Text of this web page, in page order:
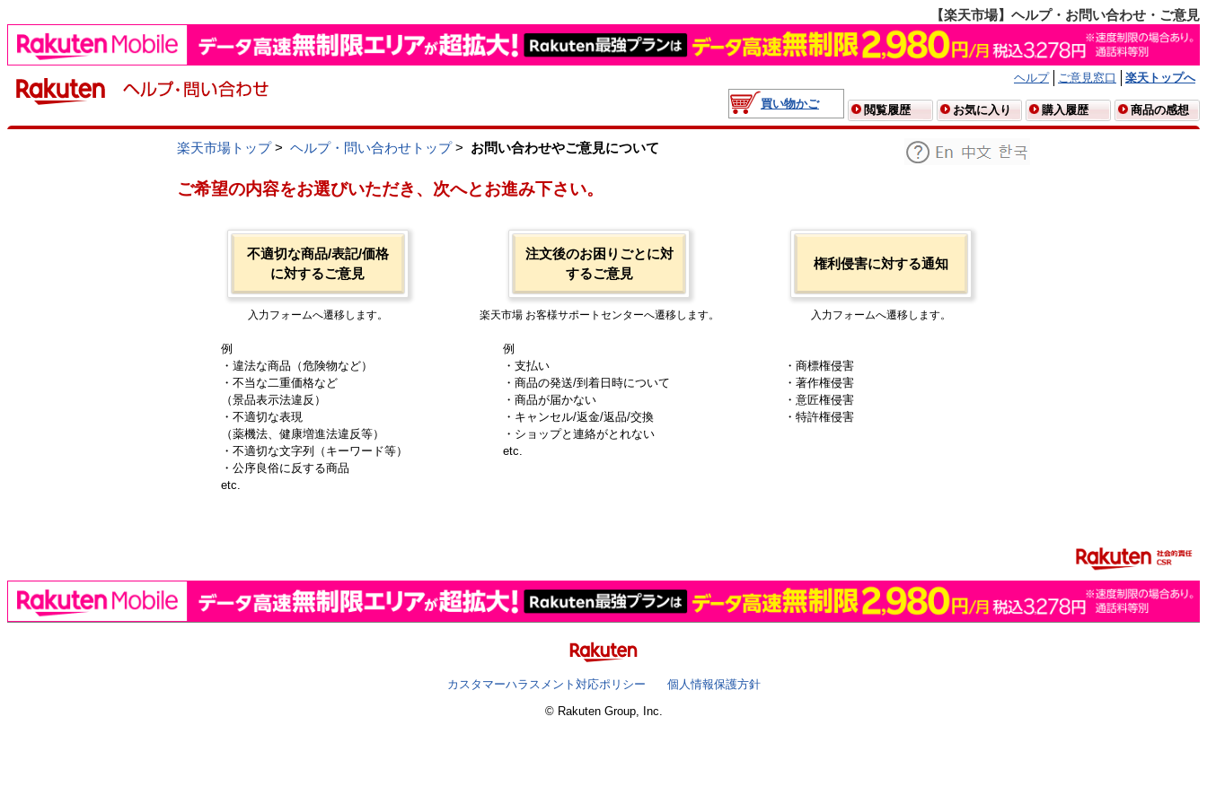
【楽天市場】ヘルプ・お問い合わせ・ご意見
ヘルプ ご意見窓口
楽天トップへ
買い物かご
閲覧履歴 お気に入り 購入履歴 商品の感想
楽天市場トップ> ヘルプ・問い合わせトップ> お問い合わせやご意見について
ご希望の内容をお選びいただき、次へとお進み下さい。
不適切な商品/表記/価格
に対するご意見
入力フォームへ遷移します。
例
・違法な商品（危険物など）
・不当な二重価格など
（景品表示法違反）
・不適切な表現
（薬機法、健康増進法違反等）
・不適切な文字列（キーワード等）
・公序良俗に反する商品
etc.
注文後のお困りごとに対
するご意見
楽天市場 お客様サポートセンターへ遷移します。
例
・支払い
・商品の発送/到着日時について
・商品が届かない
・キャンセル/返金/返品/交換
・ショップと連絡がとれない
etc.
権利侵害に対する通知
入力フォームへ遷移します。
・商標権侵害
・著作権侵害
・意匠権侵害
・特許権侵害
カスタマーハラスメント対応ポリシー
個人情報保護方針
© Rakuten Group, Inc.